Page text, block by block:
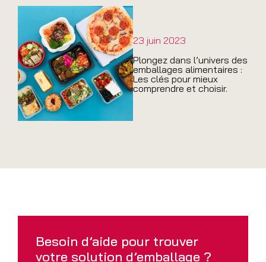
23 juin 2023
Plongez dans l’univers des
emballages alimentaires :
Les clés pour mieux
comprendre et choisir.
Besoin d’aide pour trouver
votre solution d’emballage ?